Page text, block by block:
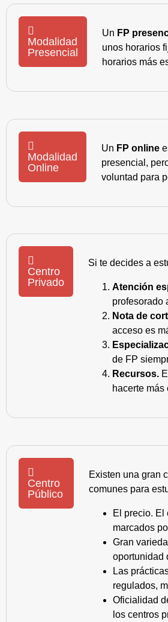
Modalidad
Presencial
Un FP
unos horarios
horarios más
Modalidad
Online
Un FP online
presencial,
voluntad para
Centro
Privado
Si te decides a
Atención
profesorado
Nota de
acceso es
de FP
Recursos.
hacerte
Centro
Público
Existen una gran
comunes para
El precio. El
marcados
Gran
oportunidad
Las
regulados,
Oficialidad
los centros